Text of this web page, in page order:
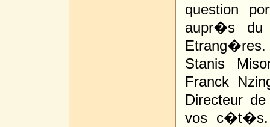
question
aupr�s du
Stanis
Franck
Directeur
vos c�t�s.